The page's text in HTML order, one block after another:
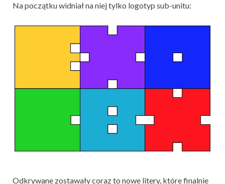
Na początku widniał na niej tylko logotyp sub-unitu:
Odkrywane zostawały coraz to nowe litery, które finalnie